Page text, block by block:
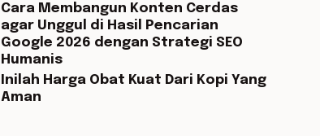
Cara Membangun Konten Cerdas
agar Unggul di Hasil Pencarian
Google 2026 dengan Strategi SEO
Humanis
Inilah Harga Obat Kuat Dari Kopi Yang
Aman